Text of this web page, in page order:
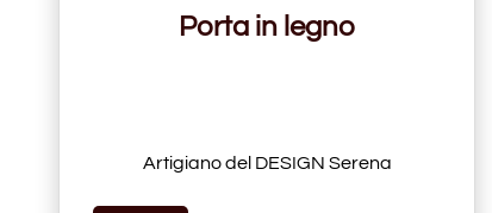
Porta in legno
Artigiano del DESIGN Serena